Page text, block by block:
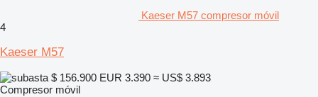
Kaeser M57 compresor móvil
4
Kaeser M57
$ 156.900 EUR 3.390 ≈ US$ 3.893
Compresor móvil